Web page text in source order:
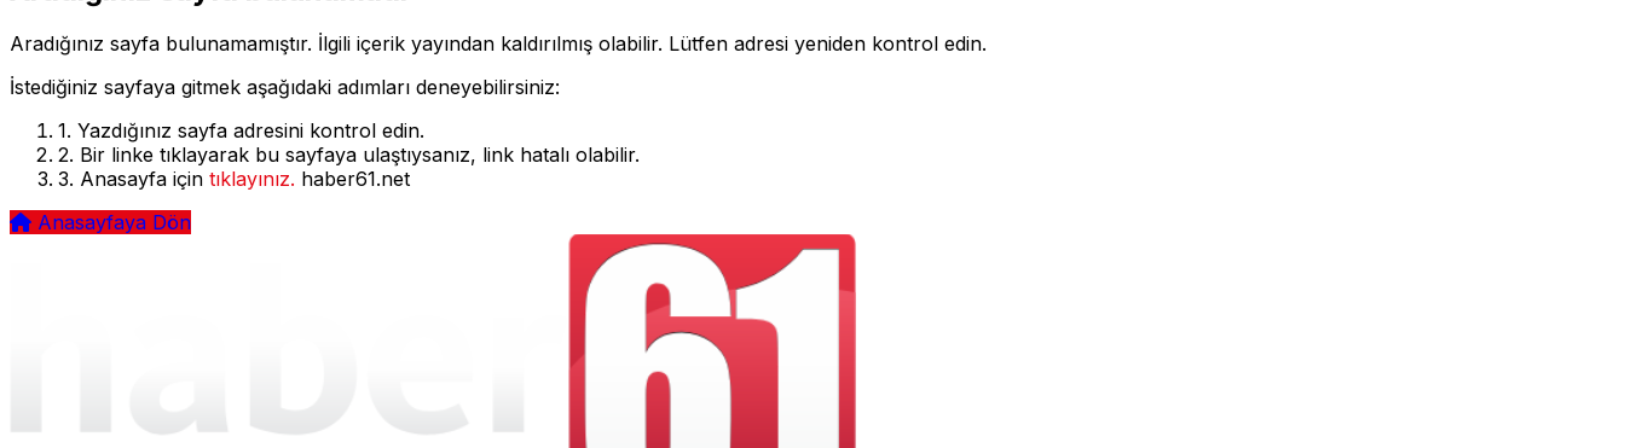
Aradığınız sayfa bulunamamıştır. İlgili içerik yayından kaldırılmış olabilir. Lütfen adresi yeniden kontrol edin.
İstediğiniz sayfaya gitmek aşağıdaki adımları deneyebilirsiniz:
1. Yazdığınız sayfa adresini kontrol edin.
2. Bir linke tıklayarak bu sayfaya ulaştıysanız, link hatalı olabilir.
3. Anasayfa için tıklayınız. haber61.net
Anasayfaya Dön